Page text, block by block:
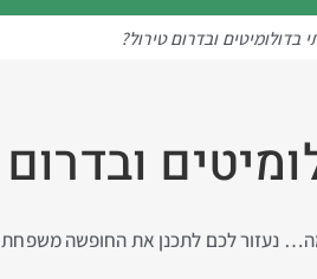
ובדרום טירול?
ובדרום
נעזור לכם לתכנן את החופשה